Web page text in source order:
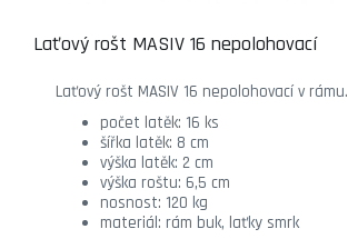
Laťový rošt MASIV 16 nepolohovací
Laťový rošt MASIV 16 nepolohovací v rámu.
počet latěk: 16 ks
šířka latěk: 8 cm
výška latěk: 2 cm
výška roštu: 6,5 cm
nosnost: 120 kg
materiál: rám buk, laťky smrk